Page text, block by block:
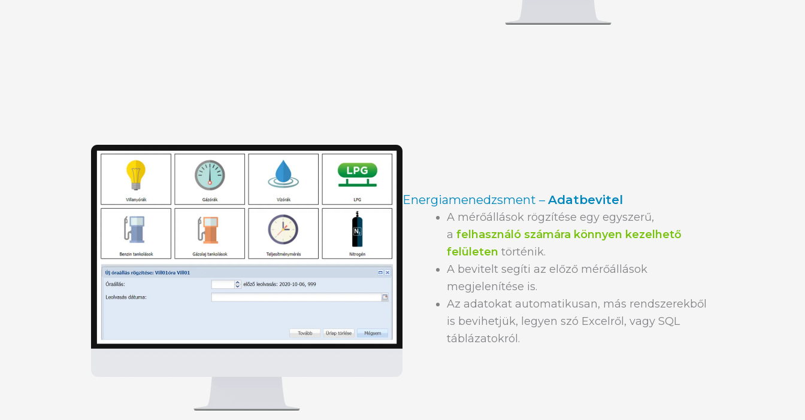
Energiamenedzsment – Adatbevitel
A mérőállások rögzítése egy egyszerű,
a felhasználó számára könnyen kezelhető
felületen történik.
A bevitelt segíti az előző mérőállások
megjelenítése is.
Az adatokat automatikusan, más rendszerekből
is bevihetjük, legyen szó Excelről, vagy SQL
táblázatokról.